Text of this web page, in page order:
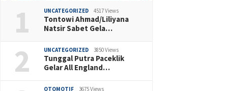
1 UNCATEGORIZED 4517 Views
Tontowi Ahmad/Liliyana
Natsir Sabet Gela…
2 UNCATEGORIZED 3850 Views
Tunggal Putra Paceklik
Gelar All England…
OTOMOTIF 3675 Views